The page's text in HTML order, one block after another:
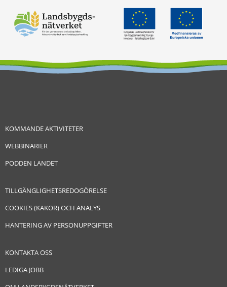
KOMMANDE AKTIVITETER
WEBBINARIER
PODDEN LANDET
TILLGÄNGLIGHETSREDOGÖRELSE
COOKIES (KAKOR) OCH ANALYS
HANTERING AV PERSONUPPGIFTER
KONTAKTA OSS
LEDIGA JOBB